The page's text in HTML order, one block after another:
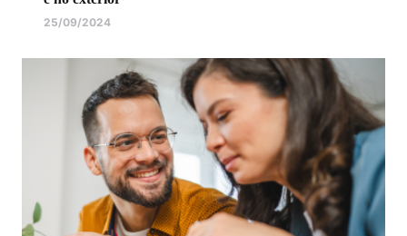
25/09/2024